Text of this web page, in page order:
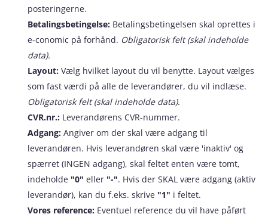
posteringerne.
Betalingsbetingelse: Betalingsbetingelsen skal oprettes i
e‑conomic på forhånd. Obligatorisk felt (skal indeholde
data).
Layout: Vælg hvilket layout du vil benytte. Layout vælges
som fast værdi på alle de leverandører, du vil indlæse.
Obligatorisk felt (skal indeholde data).
CVR.nr.: Leverandørens CVR-nummer.
Adgang: Angiver om der skal være adgang til
leverandøren. Hvis leverandøren skal være 'inaktiv' og
spærret (INGEN adgang), skal feltet enten være tomt,
indeholde "0" eller "-". Hvis der SKAL være adgang (aktiv
leverandør), kan du f.eks. skrive "1" i feltet.
Vores reference: Eventuel reference du vil have påført